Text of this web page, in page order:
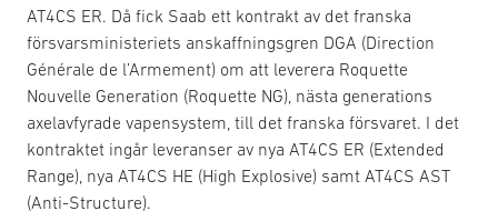
AT4CS ER. Då fick Saab ett kontrakt av det franska
försvarsministeriets anskaffningsgren DGA (Direction
Générale de l’Armement) om att leverera Roquette
Nouvelle Generation (Roquette NG), nästa generations
axelavfyrade vapensystem, till det franska försvaret. I det
kontraktet ingår leveranser av nya AT4CS ER (Extended
Range), nya AT4CS HE (High Explosive) samt AT4CS AST
(Anti-Structure).